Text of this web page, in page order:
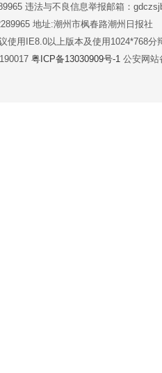
违法与不良信息举报邮箱：
地址:潮州市枫春路潮州日报社
使用IE8.0以上版本及使用1024*768分
粤ICP备13030909号-1 公安网站